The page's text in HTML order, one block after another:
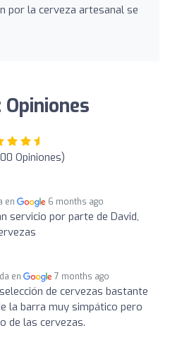
por la cerveza artesanal se
Opiniones)
en 6 months ago
servicio por parte de David,
en 7 months ago
de cervezas bastante
la barra muy simpático pero
de las cervezas.